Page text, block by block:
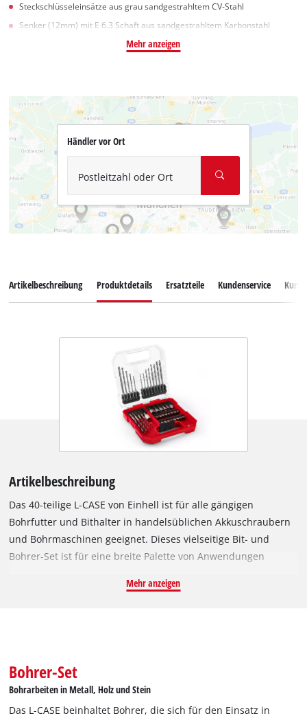
Steckschlüsseleinsätze aus grau sandgestrahltem CV-Stahl
Senker (12mm) mit E 6.3 Schaft aus sandgestrahltem Karbonstahl
Mehr anzeigen
Händler vor Ort
Postleitzahl oder Ort
Artikelbeschreibung Produktdetails Ersatzteile Kundenservice
Artikelbeschreibung
Das 40-teilige L-CASE von Einhell ist für alle gängigen
Bohrfutter und Bithalter in handelsüblichen Akkuschraubern
und Bohrmaschinen geeignet. Dieses vielseitige Bit- und
Bohrer-Set ist für eine breite Palette von Anwendungen
robustem, grau sandgestrahltem S2 Stahl mit C 6.3 Schaft und
Metallhülse und starkem Magneten. Ebenfalls im Einhell Set
enthalten sind fünf Steckschlüsseleinsätze in den Größen 5 / 6
/ 8 / 10 / 13 mm mit 1/4"-Antrieb, die aus CV Stahl gefertigt
Mehr anzeigen
Bohrer-Set
Bohrarbeiten in Metall, Holz und Stein
Das L-CASE beinhaltet Bohrer, die sich für den Einsatz in